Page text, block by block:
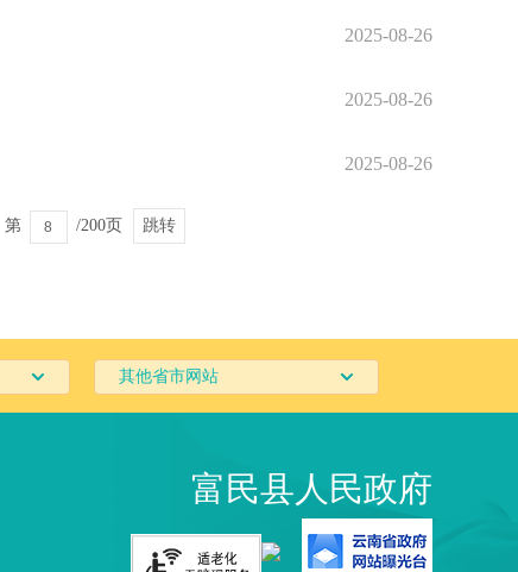
2025-08-26
2025-08-26
2025-08-26
第 /200页 跳转
其他省市网站
富民县人民政府